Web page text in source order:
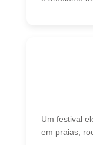
Um festival
em praias,